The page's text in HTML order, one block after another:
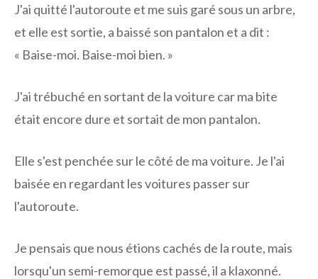
J'ai quitté l'autoroute et me suis garé sous un arbre,
et elle est sortie, a baissé son pantalon et a dit :
« Baise-moi. Baise-moi bien. »
J'ai trébuché en sortant de la voiture car ma bite
était encore dure et sortait de mon pantalon.
Elle s'est penchée sur le côté de ma voiture. Je l'ai
baisée en regardant les voitures passer sur
l'autoroute.
Je pensais que nous étions cachés de la route, mais
lorsqu'un semi-remorque est passé, il a klaxonné.